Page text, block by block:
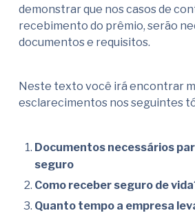
demonstrar que nos casos de
recebimento do prêmio, serão
documentos e requisitos.
Neste texto você irá encontrar
esclarecimentos nos seguintes
Documentos necessários
seguro
Como receber seguro de
Quanto tempo a empresa